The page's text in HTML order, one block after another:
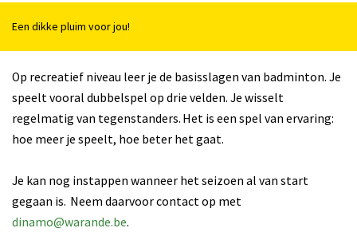
Een dikke pluim voor jou!
Op recreatief niveau leer je de basisslagen van badminton. Je
speelt vooral dubbelspel op drie velden. Je wisselt
regelmatig van tegenstanders. Het is een spel van ervaring:
hoe meer je speelt, hoe beter het gaat.
Je kan nog instappen wanneer het seizoen al van start
gegaan is. Neem daarvoor contact op met
dinamo@warande.be.